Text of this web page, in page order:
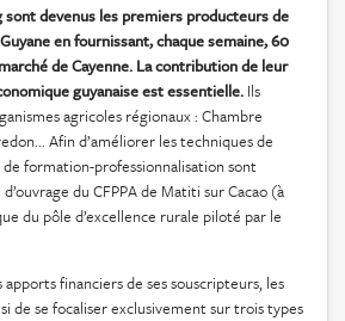
sont devenus les premiers producteurs de
en fournissant, chaque semaine, 60
de Cayenne. La contribution de leur
guyanaise est essentielle. Ils
agricoles régionaux : Chambre
Afin d’améliorer les techniques de
formation-professionnalisation sont
du CFPPA de Matiti sur Cacao (à
du pôle d’excellence rurale piloté par le
financiers de ses souscripteurs, les
de se focaliser exclusivement sur trois types